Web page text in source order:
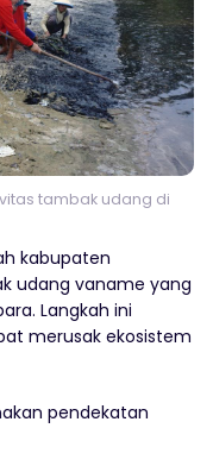
tambak udang di
kabupaten
udang vaname yang
Langkah ini
merusak ekosistem
pendekatan